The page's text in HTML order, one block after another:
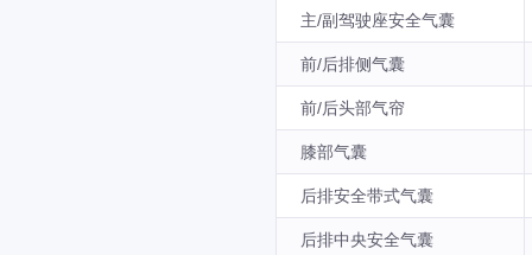
主/副驾驶座安全气囊
前/后排侧气囊
前/后头部气帘
膝部气囊
后排安全带式气囊
后排中央安全气囊